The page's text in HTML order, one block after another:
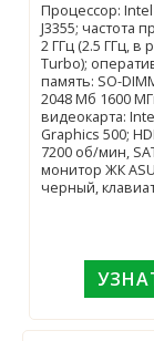
Процессор:
J3355; частота
2 ГГц (2.5 ГГц, в
Turbo);
память: SO-
2048 Мб 1600
видеокарта:
Graphics 500;
7200 об/мин,
монитор ЖК
черный,